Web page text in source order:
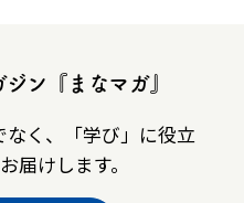
ン『まなマガ』
く、
「学び」に役立
届けします。